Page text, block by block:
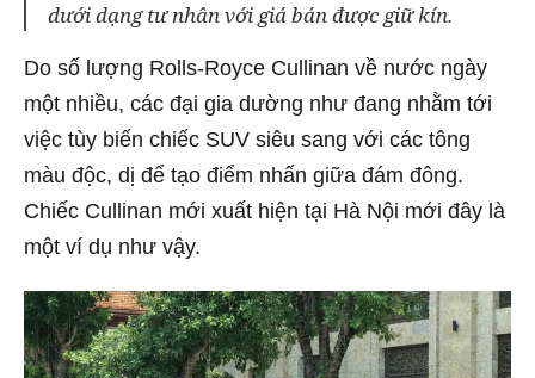
dưới dạng tư nhân với giá bán được giữ kín.
Do số lượng Rolls-Royce Cullinan về nước ngày
một nhiều, các đại gia dường như đang nhằm tới
việc tùy biến chiếc SUV siêu sang với các tông
màu độc, dị để tạo điểm nhấn giữa đám đông.
Chiếc Cullinan mới xuất hiện tại Hà Nội mới đây là
một ví dụ như vậy.